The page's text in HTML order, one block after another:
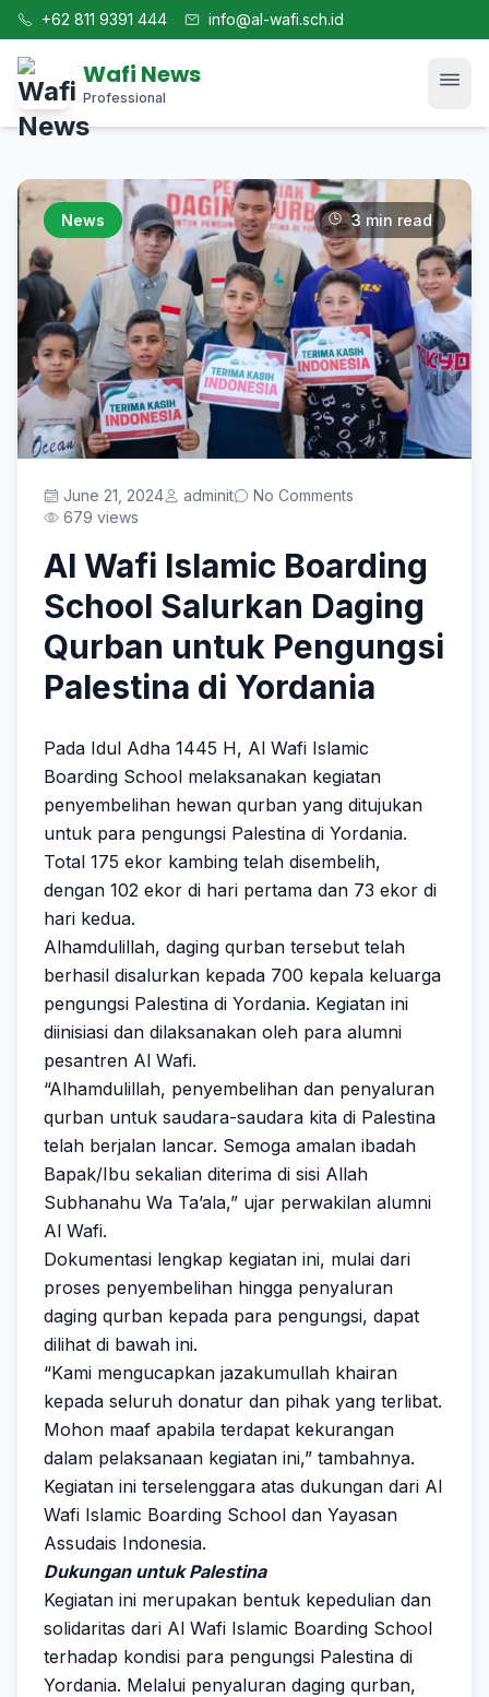
+62 811 9391 444 info@al-wafi.sch.id
Wafi News
Professional
Home
News
Tech
Blog
Kajian
Prestasi
Get Started
News 3 min read
June 21, 2024 adminit
No Comments
679 views
Al Wafi Islamic Boarding
School Salurkan Daging
Qurban untuk Pengungsi
Palestina di Yordania
Pada Idul Adha 1445 H, Al Wafi Islamic
Boarding School melaksanakan kegiatan
penyembelihan hewan qurban yang ditujukan
untuk para pengungsi Palestina di Yordania.
Total 175 ekor kambing telah disembelih,
dengan 102 ekor di hari pertama dan 73 ekor di
hari kedua.
Alhamdulillah, daging qurban tersebut telah
berhasil disalurkan kepada 700 kepala keluarga
pengungsi Palestina di Yordania. Kegiatan ini
diinisiasi dan dilaksanakan oleh para alumni
pesantren Al Wafi.
“Alhamdulillah, penyembelihan dan penyaluran
qurban untuk saudara-saudara kita di Palestina
telah berjalan lancar. Semoga amalan ibadah
Bapak/Ibu sekalian diterima di sisi Allah
Subhanahu Wa Ta’ala,” ujar perwakilan alumni
Al Wafi.
Dokumentasi lengkap kegiatan ini, mulai dari
proses penyembelihan hingga penyaluran
daging qurban kepada para pengungsi, dapat
dilihat di bawah ini.
“Kami mengucapkan jazakumullah khairan
kepada seluruh donatur dan pihak yang terlibat.
Mohon maaf apabila terdapat kekurangan
dalam pelaksanaan kegiatan ini,” tambahnya.
Kegiatan ini terselenggara atas dukungan dari Al
Wafi Islamic Boarding School dan Yayasan
Assudais Indonesia.
Dukungan untuk Palestina
Kegiatan ini merupakan bentuk kepedulian dan
solidaritas dari Al Wafi Islamic Boarding School
terhadap kondisi para pengungsi Palestina di
Yordania. Melalui penyaluran daging qurban,